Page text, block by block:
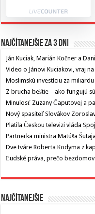
Najčítanejšie za 3 dni
Ján Kuciak, Marián Kočner a
Video o Jánovi Kuciakovi, vraj
Moslimskú investíciu za miliardu
Z brucha beštie – ako fungujú
Minulosť Zuzany Čaputovej a
Nový spasiteľ Slovákov
Platila Českou televizi vláda
Partnerka ministra Matúša
Dve tváre Roberta Kodyma z
Ľudské práva, prečo
Najčítanejšie